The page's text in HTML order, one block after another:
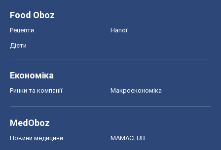
Food Oboz
Рецепти Напої
Дієти
Економіка
Ринки та компанії Макроекономіка
MedOboz
Новини медицини MAMACLUB